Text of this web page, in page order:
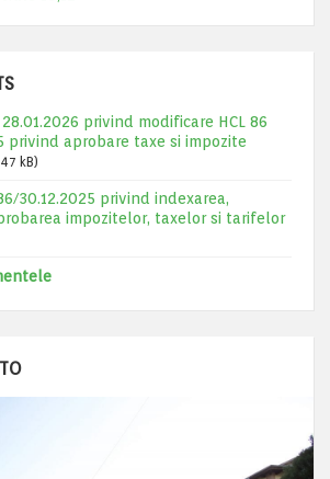
privind modificare HCL 86
privind aprobare taxe si impozite
kB)
30.12.2025 privind indexarea,
impozitelor, taxelor si tarifelor